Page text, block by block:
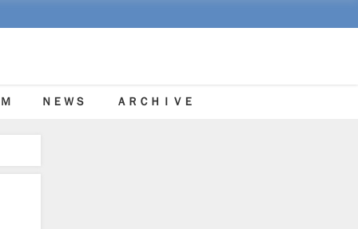
ＮＥＷＳ ＡＲＣＨＩＶＥ